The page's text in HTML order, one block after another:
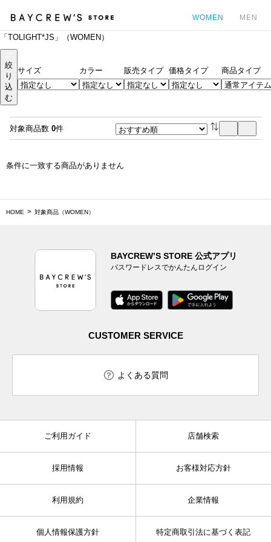
WOMEN MEN
「TOLIGHT*JS」（WOMEN）
絞
り
込
む
サイズ カラー 販売タイプ 価格タイプ 商品タイプ
対象商品数 0件
条件に一致する商品がありません
HOME 対象商品（WOMEN）
BAYCREW’S STORE 公式アプリ
パスワードレスでかんたんログイン
CUSTOMER SERVICE
よくある質問
ご利用ガイド 店舗検索
採用情報 お客様対応方針
利用規約 企業情報
個人情報保護方針 特定商取引法に基づく表記